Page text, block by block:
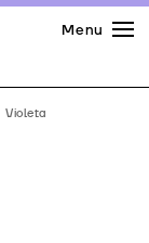
Menu
Violeta